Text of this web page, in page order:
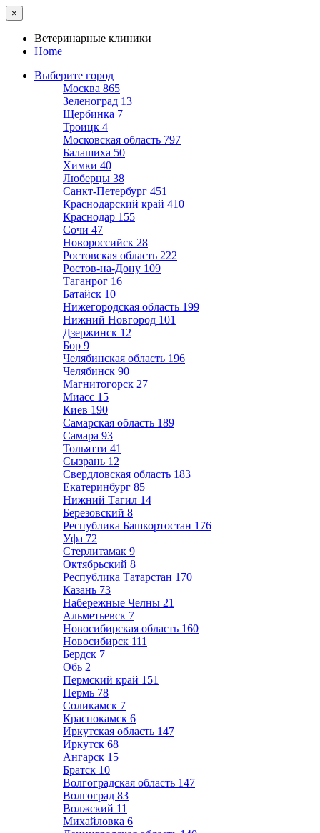
×
Ветеринарные клиники
Home
Выберите город
Москва 865
Зеленоград 13
Щербинка 7
Троицк 4
Московская область 797
Балашиха 50
Химки 40
Люберцы 38
Санкт-Петербург 451
Краснодарский край 410
Краснодар 155
Сочи 47
Новороссийск 28
Ростовская область 222
Ростов-на-Дону 109
Таганрог 16
Батайск 10
Нижегородская область 199
Нижний Новгород 101
Дзержинск 12
Бор 9
Челябинская область 196
Челябинск 90
Магнитогорск 27
Миасс 15
Киев 190
Самарская область 189
Самара 93
Тольятти 41
Сызрань 12
Свердловская область 183
Екатеринбург 85
Нижний Тагил 14
Березовский 8
Республика Башкортостан 176
Уфа 72
Стерлитамак 9
Октябрьский 8
Республика Татарстан 170
Казань 73
Набережные Челны 21
Альметьевск 7
Новосибирская область 160
Новосибирск 111
Бердск 7
Обь 2
Пермский край 151
Пермь 78
Соликамск 7
Краснокамск 6
Иркутская область 147
Иркутск 68
Ангарск 15
Братск 10
Волгоградская область 147
Волгоград 83
Волжский 11
Михайловка 6